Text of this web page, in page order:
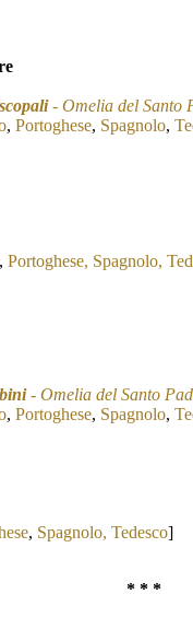
- Omelia del Santo
, Portoghese, Spagnolo,
, Portoghese, Spagnolo,
- Omelia del Santo
, Portoghese, Spagnolo,
, Spagnolo, Tedesco]
* * *